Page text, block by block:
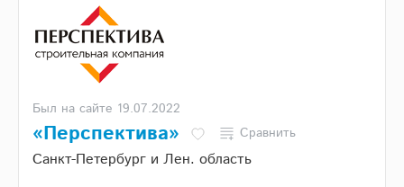
Был на сайте 19.07.2022
«Перспектива» Сравнить
Санкт-Петербург и Лен. область